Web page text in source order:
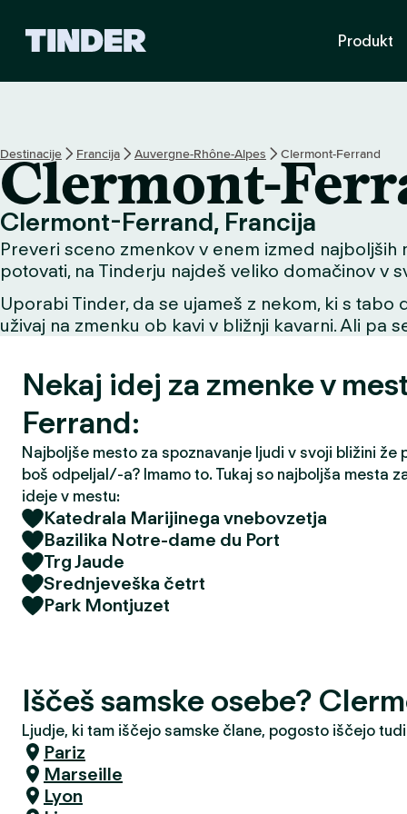
:
D
o
v
Produkt
Destinacije Francija Auvergne-Rhône-Alpes Clermont-Ferrand
Clermont-
Clermont-Ferrand, Francija
Preveri sceno zmenkov v enem izmed
potovati, na Tinderju najdeš veliko domačinov v
Uporabi Tinder, da se ujameš z nekom, ki s
uživaj na zmenku ob kavi v bližnji kavarni. Ali pa
Nekaj idej za zmenke v
Ferrand:
Najboljše mesto za spoznavanje ljudi v svoji bližini že
boš odpeljal/-a? Imamo to. Tukaj so najboljša mesta
ideje v mestu:
Katedrala Marijinega vnebovzetja
Bazilika Notre-dame du Port
Trg Jaude
Srednjeveška četrt
Park Montjuzet
Iščeš samske osebe?
Ljudje, ki tam iščejo samske člane, pogosto iščejo
Pariz
Marseille
Lyon